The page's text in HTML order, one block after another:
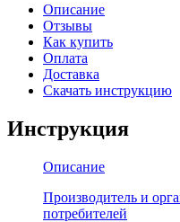
Описание
Отзывы
Как купить
Оплата
Доставка
Скачать инструкцию
Инструкция
Описание
Производитель и
потребителей